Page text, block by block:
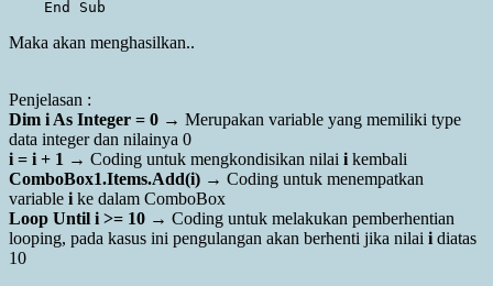
Maka akan menghasilkan..
Penjelasan :
Dim i As Integer = 0 → Merupakan variable yang memiliki type
data integer dan nilainya 0
i = i + 1 → Coding untuk mengkondisikan nilai i kembali
ComboBox1.Items.Add(i) → Coding untuk menempatkan
variable i ke dalam ComboBox
Loop Until i >= 10 → Coding untuk melakukan pemberhentian
looping, pada kasus ini pengulangan akan berhenti jika nilai i diatas
10